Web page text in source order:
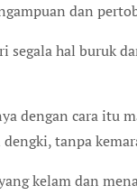
dan
hal buruk
dengan cara itu
tanpa
kelam dan